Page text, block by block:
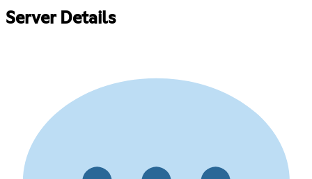
Server Details